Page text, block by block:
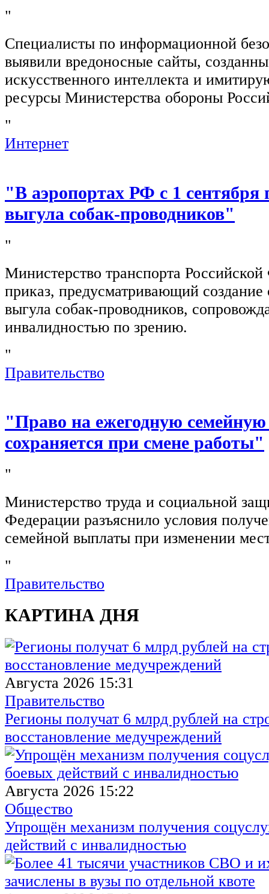
"
Специалисты по информационной
выявили вредоносные сайты,
искусственного интеллекта и
ресурсы Министерства обороны
"
Интернет
"В аэропортах РФ с 1 сентября
выгула собак-проводников"
"
Министерство транспорта
приказ, предусматривающий создание
выгула собак-проводников,
инвалидностью по зрению.
"
Правительство
"Право на ежегодную
сохраняется при смене работы"
"
Министерство труда и социальной
Федерации разъяснило условия
семейной выплаты при изменении
"
Правительство
КАРТИНА ДНЯ
Августа 2026 15:31
Правительство
Регионы получат 6 млрд рублей на
восстановление медучреждений
Августа 2026 15:22
Общество
Упрощён механизм получения
действий с инвалидностью